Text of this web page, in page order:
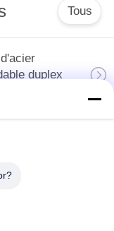
Tous
duplex
enduit